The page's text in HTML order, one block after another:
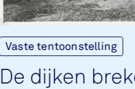
Vaste tentoonstelling
De dij­ken